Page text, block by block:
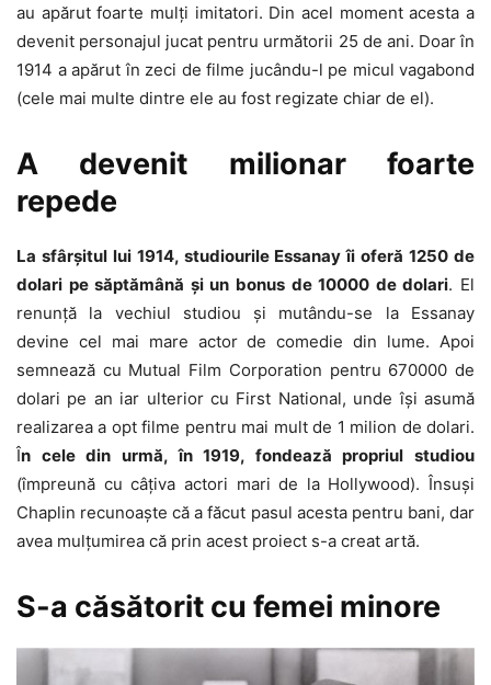
au apărut foarte mulţi imitatori. Din acel moment acesta a
devenit personajul jucat pentru următorii 25 de ani. Doar în
1914 a apărut în zeci de filme jucându-l pe micul vagabond
(cele mai multe dintre ele au fost regizate chiar de el).
A devenit milionar foarte
repede
La sfârşitul lui 1914, studiourile Essanay îi oferă 1250 de
dolari pe săptămână şi un bonus de 10000 de dolari. El
renunţă la vechiul studiou şi mutându-se la Essanay
devine cel mai mare actor de comedie din lume. Apoi
semnează cu Mutual Film Corporation pentru 670000 de
dolari pe an iar ulterior cu First National, unde îşi asumă
realizarea a opt filme pentru mai mult de 1 milion de dolari.
În cele din urmă, în 1919, fondează propriul studiou
(împreună cu câţiva actori mari de la Hollywood). Însuşi
Chaplin recunoaşte că a făcut pasul acesta pentru bani, dar
avea mulţumirea că prin acest proiect s-a creat artă.
S-a căsătorit cu femei minore